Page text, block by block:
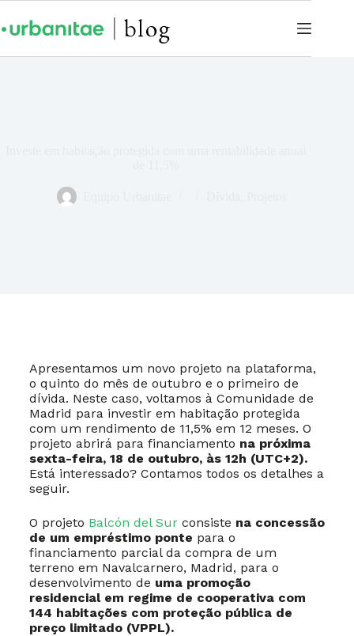
Apresentamos um novo projeto na plataforma,
o quinto do mês de outubro e o primeiro de
dívida. Neste caso, voltamos à Comunidade de
Madrid para investir em habitação protegida
com um rendimento de 11,5% em 12 meses. O
projeto abrirá para financiamento na próxima
sexta-feira, 18 de outubro, às 12h (UTC+2).
Está interessado? Contamos todos os detalhes a
seguir.
O projeto Balcón del Surconsiste na concessão
de um empréstimo ponte para o
financiamento parcial da compra de um
terreno em Navalcarnero, Madrid, para o
desenvolvimento de uma promoção
residencial em regime de cooperativa com
144 habitações com proteção pública de
preço limitado (VPPL).